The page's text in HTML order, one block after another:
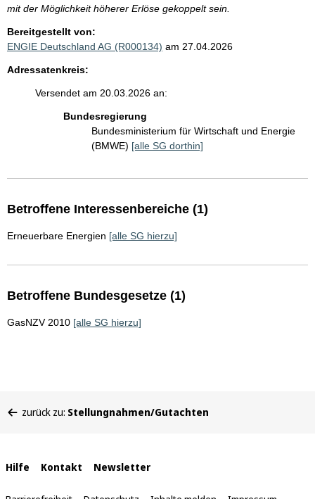
mit der Möglichkeit höherer Erlöse gekoppelt sein.
Bereitgestellt von:
ENGIE Deutschland AG (R000134) am 27.04.2026
Adressatenkreis:
Versendet am 20.03.2026 an:
Bundesregierung
Bundesministerium für Wirtschaft und Energie
(BMWE) [alle SG dorthin]
Betroffene Interessenbereiche (1)
Erneuerbare Energien [alle SG hierzu]
Betroffene Bundesgesetze (1)
GasNZV 2010 [alle SG hierzu]
befinden
zurück zu: Stellungnahmen/Gutachten
Interne
Links
Hilfe Kontakt Newsletter